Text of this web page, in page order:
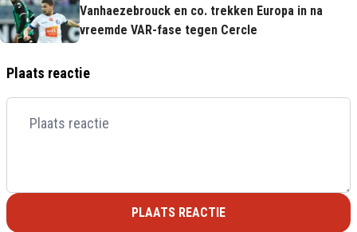
Vanhaezebrouck en co. trekken Europa in na
vreemde VAR-fase tegen Cercle
Plaats reactie
PLAATS REACTIE